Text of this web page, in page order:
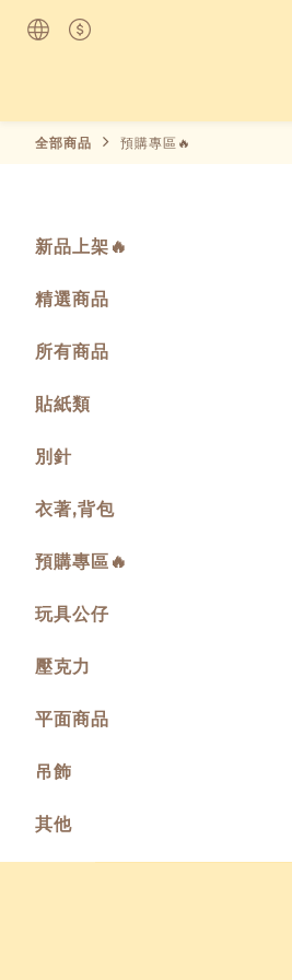
全部商品 預購專區🔥
新品上架🔥
精選商品
所有商品
貼紙類
別針
衣著,背包
預購專區🔥
玩具公仔
壓克力
平面商品
吊飾
其他